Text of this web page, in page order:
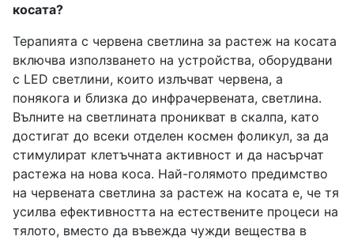
косата?
Терапията с червена светлина за растеж на косата
включва използването на устройства, оборудвани
с LED светлини, които излъчват червена, а
понякога и близка до инфрачервената, светлина.
Вълните на светлината проникват в скалпа, като
достигат до всеки отделен космен фоликул, за да
стимулират клетъчната активност и да насърчат
растежа на нова коса. Най-голямото предимство
на червената светлина за растеж на косата е, че тя
усилва ефективността на естествените процеси на
тялото, вместо да въвежда чужди вещества в